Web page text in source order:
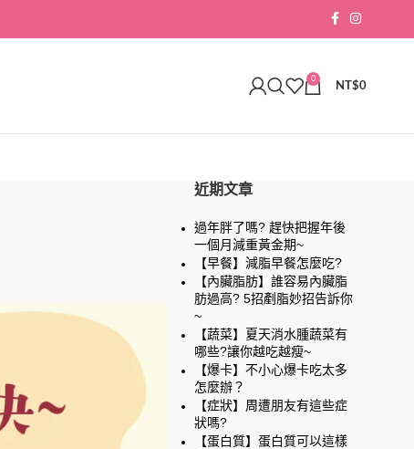
0
NT$0
近期文章
過年胖了嗎? 趕快把握年後
一個月減重黃金期~
【早餐】減脂早餐怎麼吃?
【內臟脂肪】誰容易內臟脂
肪過高? 5招剷脂妙招告訴你
~
【蔬菜】夏天消水腫蔬菜有
哪些?讓你越吃越瘦~
【爆卡】不小心爆卡吃太多
怎麼辦？
【症狀】周遭朋友有這些症
狀嗎?
【蛋白質】蛋白質可以這樣